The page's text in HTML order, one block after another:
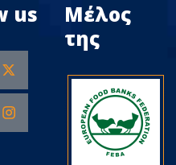
us
Μέλος
της